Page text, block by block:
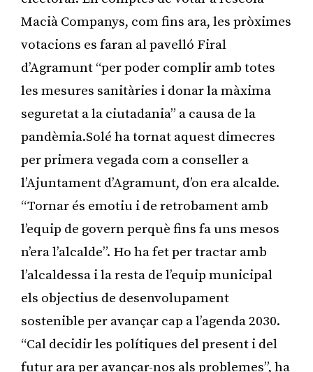
Macià Companys, com fins ara, les pròximes
votacions es faran al pavelló Firal
d’Agramunt “per poder complir amb totes
les mesures sanitàries i donar la màxima
seguretat a la ciutadania” a causa de la
pandèmia.Solé ha tornat aquest dimecres
per primera vegada com a conseller a
l’Ajuntament d’Agramunt, d’on era alcalde.
“Tornar és emotiu i de retrobament amb
l’equip de govern perquè fins fa uns mesos
n’era l’alcalde”. Ho ha fet per tractar amb
l’alcaldessa i la resta de l’equip municipal
els objectius de desenvolupament
sostenible per avançar cap a l’agenda 2030.
“Cal decidir les polítiques del present i del
futur ara per avançar-nos als problemes”, ha